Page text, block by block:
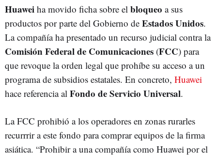
Huawei ha movido ficha sobre el bloqueo a sus
productos por parte del Gobierno de Estados Unidos.
La compañía ha presentado un recurso judicial contra la
Comisión Federal de Comunicaciones (FCC) para
que revoque la orden legal que prohíbe su acceso a un
programa de subsidios estatales. En concreto, Huawei
hace referencia al Fondo de Servicio Universal.
La FCC prohibió a los operadores en zonas rurarles
recurrrir a este fondo para comprar equipos de la firma
asiática. “Prohibir a una compañía como Huawei por el